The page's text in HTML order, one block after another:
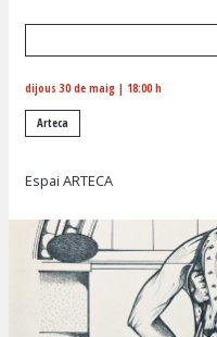
dijous 30 de maig | 18:00 h
Arteca
Espai ARTECA